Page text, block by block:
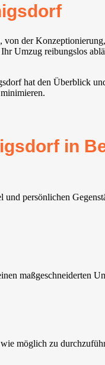
der
Umzug reibungslos
hat den Überblick
in
persönlichen
maßgeschneiderten
möglich zu